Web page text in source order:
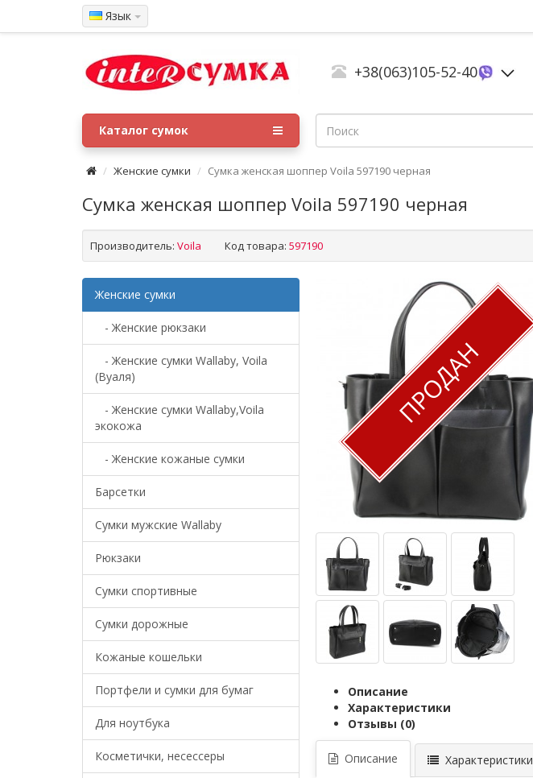
Язык
+38(063)105-52-40
Каталог сумок
Женские сумки Сумка женская шоппер Voila 597190 черная
Сумка женская шоппер Voila 597190 черная
Производитель: Voila Код товара: 597190
Женские сумки
- Женские рюкзаки
- Женские сумки Wallaby, Voila
(Вуаля)
- Женские сумки Wallaby,Voila
экокожа
- Женские кожаные сумки
Барсетки
Cумки мужские Wallaby
Рюкзаки
Сумки спортивные
Сумки дорожные
Кожаные кошельки
Портфели и сумки для бумаг
Для ноутбука
Косметички, несессеры
ПРОДАН
Описание
Характеристики
Отзывы (0)
Описание Характеристики